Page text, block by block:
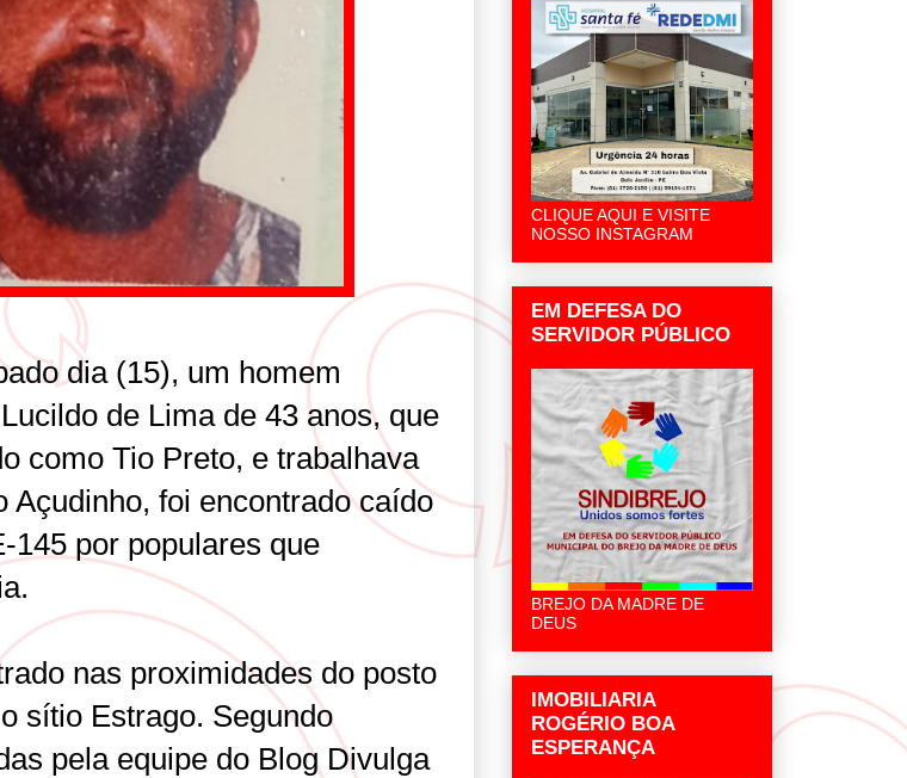
dia (15), um homem
de Lima de 43 anos, que
como Tio Preto, e trabalhava
Açudinho, foi encontrado caído
145 por populares que
nas proximidades do posto
sítio Estrago. Segundo
pela equipe do Blog Divulga
CLIQUE AQUI E VISITE
NOSSO INSTAGRAM
EM DEFESA DO
SERVIDOR PÚBLICO
BREJO DA MADRE DE
DEUS
IMOBILIARIA
ROGÉRIO BOA
ESPERANÇA